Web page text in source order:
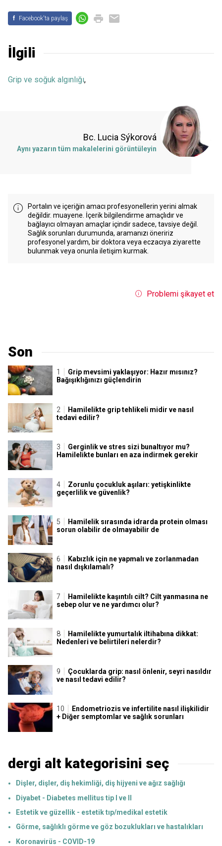
f Facebook'ta paylaş
İlgili
Grip ve soğuk algınlığı,
Bc. Lucia Sýkorová
Aynı yazarın tüm makalelerini görüntüleyin
Portalın ve içeriğin amacı profesyonellerin yerini almak
değildir. muayene. İçerik bilgilendirme amaçlıdır ve
bağlayıcı olmayan amaçlar içindir sadece, tavsiye değil.
Sağlık sorunları durumunda, aramanızı öneririz
profesyonel yardım, bir doktora veya eczacıya ziyarette
bulunmak veya onunla iletişim kurmak.
Problemi şikayet et
Son
Grip mevsimi yaklaşıyor: Hazır mısınız?
Bağışıklığınızı güçlendirin
Hamilelikte grip tehlikeli midir ve nasıl
tedavi edilir?
Gerginlik ve stres sizi bunaltıyor mu?
Hamilelikte bunları en aza indirmek gerekir
Zorunlu çocukluk aşıları: yetişkinlikte
geçerlilik ve güvenlik?
Hamilelik sırasında idrarda protein olması
sorun olabilir de olmayabilir de
Kabızlık için ne yapmalı ve zorlanmadan
nasıl dışkılamalı?
Hamilelikte kaşıntılı cilt? Cilt yanmasına ne
sebep olur ve ne yardımcı olur?
Hamilelikte yumurtalık iltihabına dikkat:
Nedenleri ve belirtileri nelerdir?
Çocuklarda grip: nasıl önlenir, seyri nasıldır
ve nasıl tedavi edilir?
Endometriozis ve infertilite nasıl ilişkilidir
+ Diğer semptomlar ve sağlık sorunları
dergi alt kategorisini seç
Dişler, dişler, diş hekimliği, diş hijyeni ve ağız sağlığı
Diyabet - Diabetes mellitus tip I ve II
Estetik ve güzellik - estetik tıp/medikal estetik
Görme, sağlıklı görme ve göz bozuklukları ve hastalıkları
Koronavirüs - COVID-19